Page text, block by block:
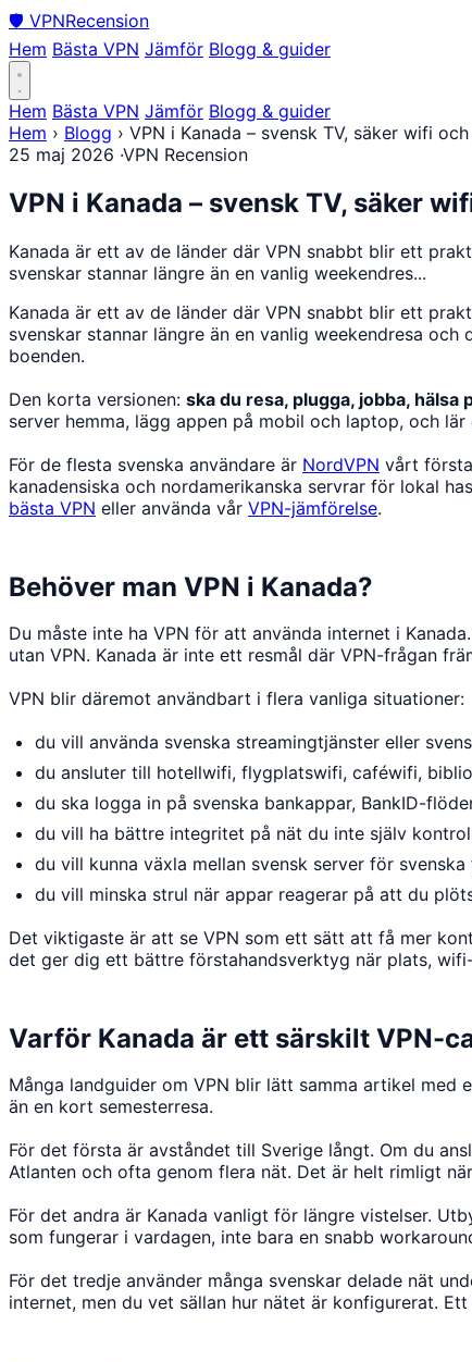
🛡 VPNRecension
Hem Bästa VPN Jämför Blogg & guider
Hem Bästa VPN Jämför Blogg & guider
Hem › Blogg › VPN i Kanada – svensk TV, säker wifi
25 maj 2026 ·VPN Recension
VPN i Kanada – svensk TV, säker
Kanada är ett av de länder där VPN snabbt blir ett
svenskar stannar längre än en vanlig weekendres...
Kanada är ett av de länder där VPN snabbt blir ett
svenskar stannar längre än en vanlig weekendresa
boenden.
Den korta versionen: ska du resa, plugga, jobba,
server hemma, lägg appen på mobil och laptop, och
För de flesta svenska användare är NordVPN vårt
kanadensiska och nordamerikanska servrar för lokal
bästa VPN eller använda vår VPN-jämförelse.
Behöver man VPN i Kanada?
Du måste inte ha VPN för att använda internet i
utan VPN. Kanada är inte ett resmål där VPN-frågan
VPN blir däremot användbart i flera vanliga situationer:
du vill använda svenska streamingtjänster eller
du ansluter till hotellwifi, flygplatswifi, caféwifi,
du ska logga in på svenska bankappar, BankID-
du vill ha bättre integritet på nät du inte själv
du vill kunna växla mellan svensk server för
du vill minska strul när appar reagerar på att du
Det viktigaste är att se VPN som ett sätt att få mer
det ger dig ett bättre förstahandsverktyg när plats,
Varför Kanada är ett särskilt VPN-
Många landguider om VPN blir lätt samma artikel med
än en kort semesterresa.
För det första är avståndet till Sverige långt. Om du
Atlanten och ofta genom flera nät. Det är helt rimligt
För det andra är Kanada vanligt för längre vistelser.
som fungerar i vardagen, inte bara en snabb
För det tredje använder många svenskar delade nät
internet, men du vet sällan hur nätet är konfigurerat.